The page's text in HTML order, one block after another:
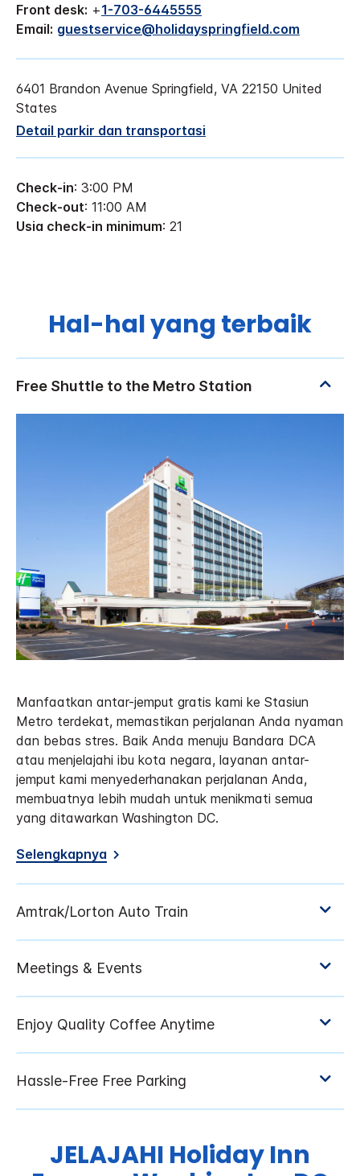
Front desk: +1-703-6445555
Email: guestservice@holidayspringfield.com
6401 Brandon Avenue Springfield, VA 22150 United
States
Detail parkir dan transportasi
Check-in: 3:00 PM
Check-out: 11:00 AM
Usia check-in minimum: 21
Hal-hal yang terbaik
Manfaatkan antar-jemput gratis kami ke Stasiun
Metro terdekat, memastikan perjalanan Anda nyaman
dan bebas stres. Baik Anda menuju Bandara DCA
atau menjelajahi ibu kota negara, layanan antar-
jemput kami menyederhanakan perjalanan Anda,
membuatnya lebih mudah untuk menikmati semua
yang ditawarkan Washington DC.
Selengkapnya
JELAJAHI Holiday Inn